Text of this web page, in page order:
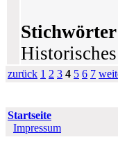
zurück 1 2 3 4 5 6 7
Startseite
Impressum